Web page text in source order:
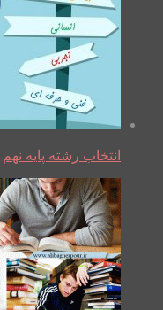
انتخاب رشته پایه نهم